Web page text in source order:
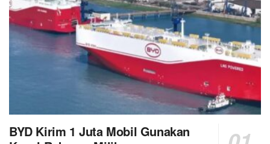
BYD Kirim 1 Juta Mobil Gunakan